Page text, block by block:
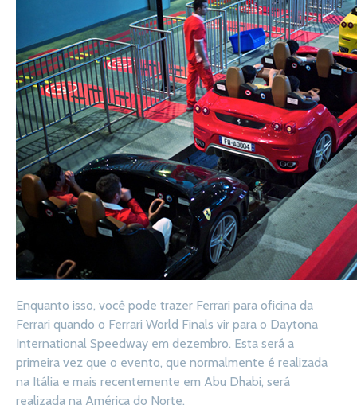
Enquanto isso, você pode trazer Ferrari para oficina da
Ferrari quando o Ferrari World Finals vir para o Daytona
International Speedway em dezembro. Esta será a
primeira vez que o evento, que normalmente é realizada
na Itália e mais recentemente em Abu Dhabi, será
realizada na América do Norte.